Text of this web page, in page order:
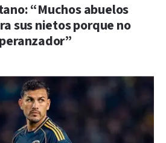
“Muchos abuelos
sus nietos porque no